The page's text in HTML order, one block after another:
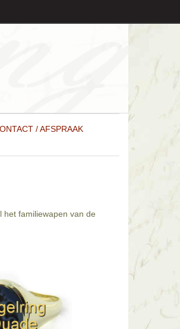
/ AFSPRAAK
familiewapen van de